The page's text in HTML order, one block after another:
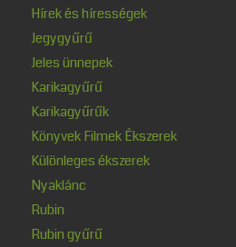
Hírek és hírességek
Jegygyűrű
Jeles ünnepek
Karikagyűrű
Karikagyűrűk
Könyvek Filmek Ékszerek
Különleges ékszerek
Nyaklánc
Rubin
Rubin gyűrű